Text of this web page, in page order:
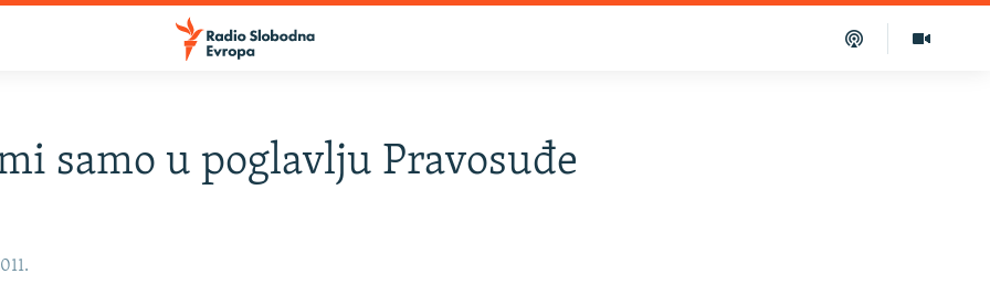
samo u poglavlju Pravosuđe